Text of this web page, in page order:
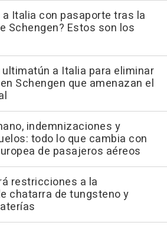
a Italia con pasaporte tras la
Schengen? Estos son los
ultimatún a Italia para eliminar
Schengen que amenazan el
indemnizaciones y
todo lo que cambia con
de pasajeros aéreos
restricciones a la
chatarra de tungsteno y